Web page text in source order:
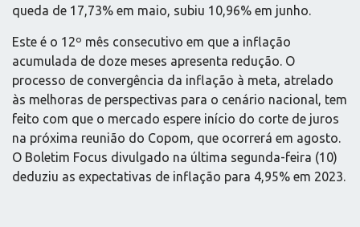
queda de 17,73% em maio, subiu 10,96% em junho.
Este é o 12º mês consecutivo em que a inflação
acumulada de doze meses apresenta redução. O
processo de convergência da inflação à meta, atrelado
às melhoras de perspectivas para o cenário nacional, tem
feito com que o mercado espere início do corte de juros
na próxima reunião do Copom, que ocorrerá em agosto.
O Boletim Focus divulgado na última segunda-feira (10)
deduziu as expectativas de inflação para 4,95% em 2023.